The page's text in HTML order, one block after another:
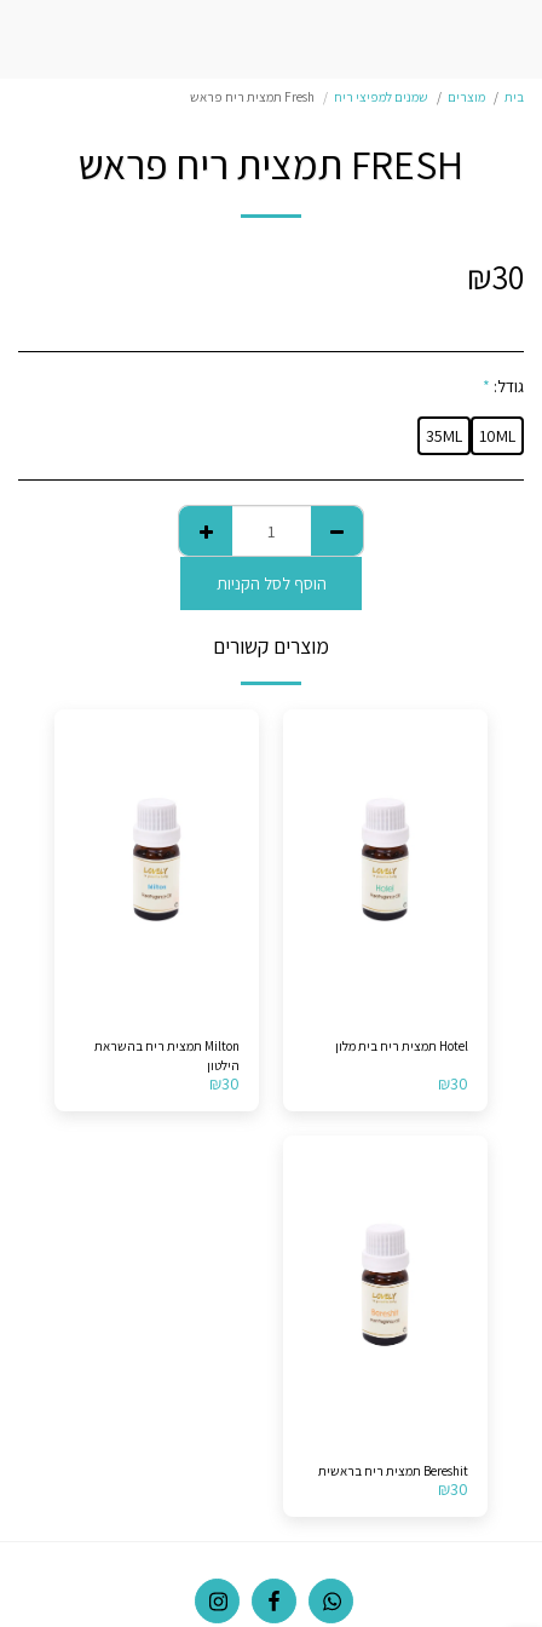
בית מוצרים שמנים למפיצי ריח Fresh תמצית ריח פראש
FRESH תמצית ריח פראש
₪30
גודל: *
10ML
35ML
הוסף לסל הקניות
מוצרים קשורים
Hotel תמצית ריח בית מלון
₪30
Milton תמצית ריח בהשראת
הילטון
₪30
Bereshit תמצית ריח בראשית
₪30